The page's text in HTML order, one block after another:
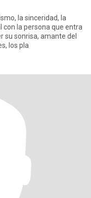
la sinceridad, la
con la persona que entra
su sonrisa, amante del
los pla